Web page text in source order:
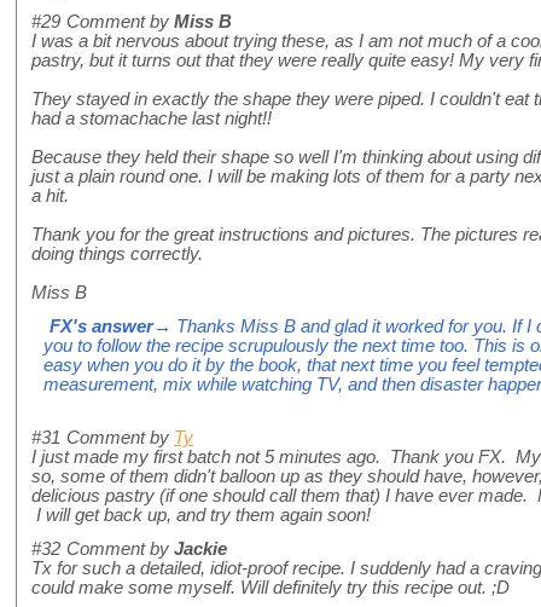
#29 Comment by Miss B
I was a bit nervous about trying these, as I am not much of a
pastry, but it turns out that they were really quite easy! My very
They stayed in exactly the shape they were piped. I couldn't eat
had a stomachache last night!!
Because they held their shape so well I'm thinking about using
just a plain round one. I will be making lots of them for a party
a hit.
Thank you for the great instructions and pictures. The pictures
doing things correctly.
Miss B
FX's answer→ Thanks Miss B and glad it worked for you. If I
you to follow the recipe scrupulously the next time too. This is
easy when you do it by the book, that next time you feel
measurement, mix while watching TV, and then disaster
#31 Comment by Ty
I just made my first batch not 5 minutes ago. Thank you FX.
so, some of them didn't balloon up as they should have,
delicious pastry (if one should call them that) I have ever made.
I will get back up, and try them again soon!
#32 Comment by Jackie
Tx for such a detailed, idiot-proof recipe. I suddenly had a
could make some myself. Will definitely try this recipe out. ;D